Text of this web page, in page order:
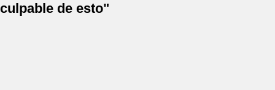
culpable de esto"